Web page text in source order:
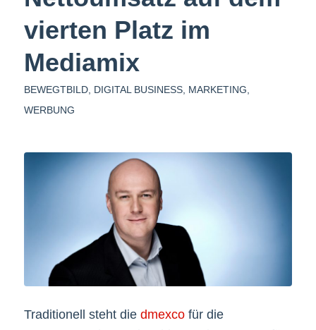
vierten Platz im
Mediamix
BEWEGTBILD, DIGITAL BUSINESS, MARKETING
WERBUNG
Traditionell steht die dmexcofür die